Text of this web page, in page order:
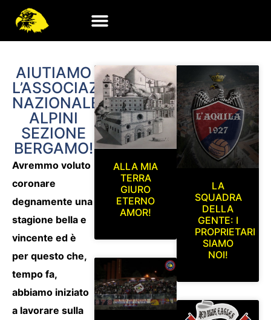
AIUTIAMO
L’ASSOCIAZIONE
NAZIONALE
ALPINI
SEZIONE
BERGAMO!
Avremmo voluto
coronare
degnamente una
stagione bella e
vincente ed è
per questo che,
tempo fa,
abbiamo iniziato
a lavorare sulla
ALLA MIA
TERRA
GIURO
ETERNO
AMOR!
LA
SQUADRA
DELLA
GENTE: I
PROPRIETARI
SIAMO
NOI!